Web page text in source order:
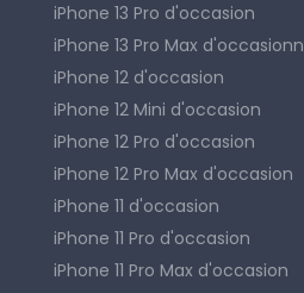
iPhone 13 Pro d'occasion
iPhone 13 Pro Max d'occasionn
iPhone 12 d'occasion
iPhone 12 Mini d'occasion
iPhone 12 Pro d'occasion
iPhone 12 Pro Max d'occasion
iPhone 11 d'occasion
iPhone 11 Pro d'occasion
iPhone 11 Pro Max d'occasion